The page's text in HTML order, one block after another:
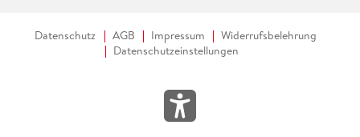
Datenschutz AGB Impressum
Widerrufsbelehrung
Datenschutzeinstellungen